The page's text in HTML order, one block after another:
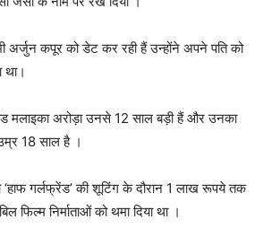
अर्जुन कपूर को डेट कर रही हैं उन्होंने अपने पति को
था।
मलाइका अरोड़ा उनसे 12 साल बड़ी हैं और उनका
18 साल है ।
‘हाफ गर्लफ्रेंड’ की शूटिंग के दौरान 1 लाख रूपये तक
फिल्म निर्माताओं को थमा दिया था ।